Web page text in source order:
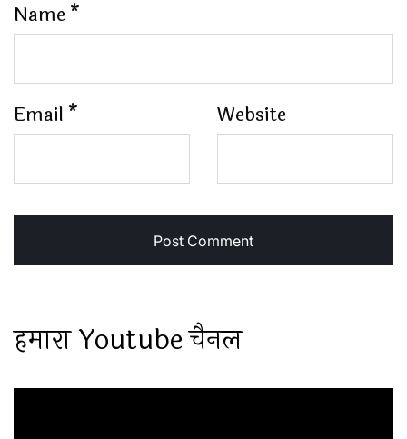
Name *
Email * Website
हमारा Youtube चैनल